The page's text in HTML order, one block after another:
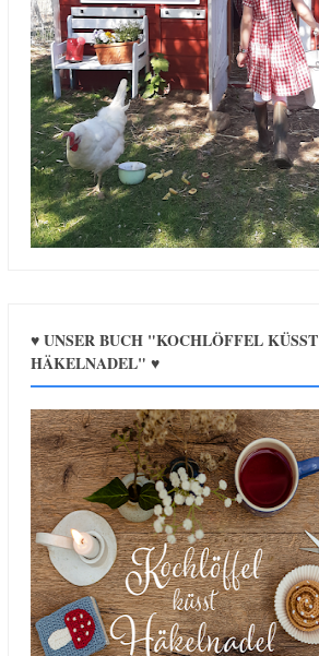
♥ UNSER BUCH "KOCHLÖFFEL KÜSST
HÄKELNADEL" ♥